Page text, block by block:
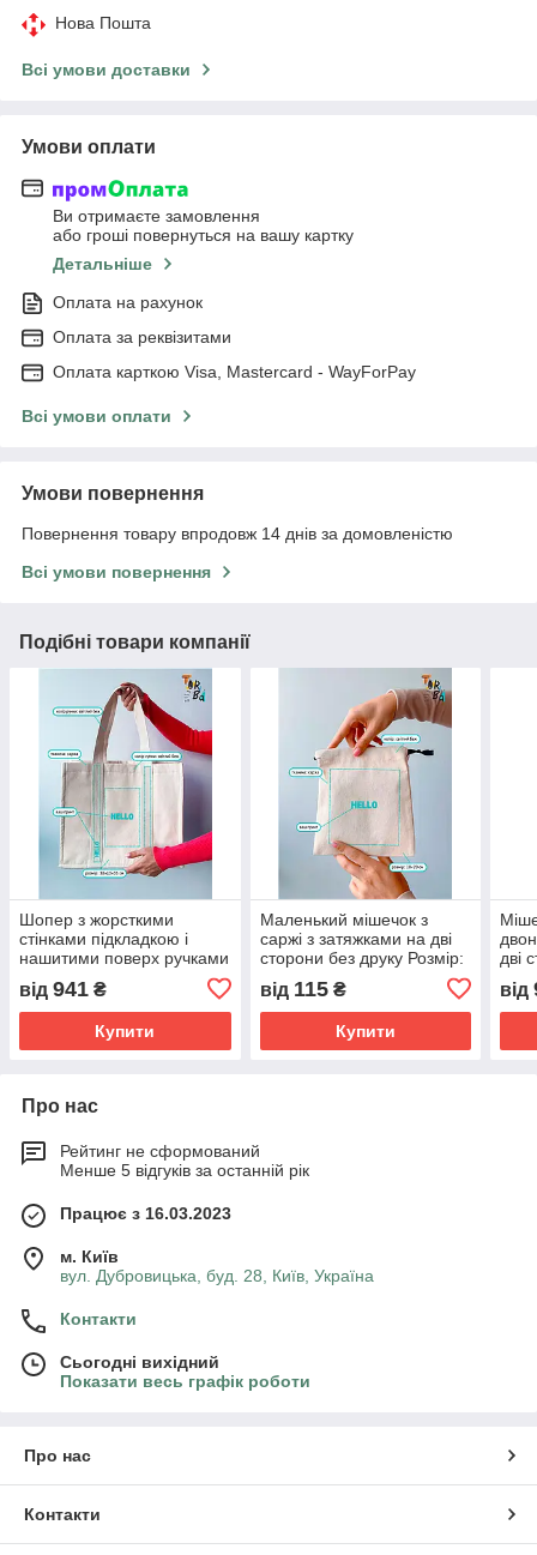
Нова Пошта
Всі умови доставки
Умови оплати
Ви отримаєте замовлення
або гроші повернуться на вашу картку
Детальніше
Оплата на рахунок
Оплата за реквізитами
Оплата карткою Visa, Mastercard - WayForPay
Всі умови оплати
Умови повернення
Повернення товару впродовж 14 днів за домовленістю
Всі умови повернення
Подібні товари компанії
Шопер з жорсткими
стінками підкладкою і
нашитими поверх ручками
з саржі без друку Розмір:
38cм х 35см х 10см
від 941 ₴
Купити
Маленький мішечок з
саржі з затяжками на дві
сторони без друку Розмір:
від 115₴
Купити
дві
від
Про нас
Рейтинг не сформований
Менше 5 відгуків за останній рік
Працює з 16.03.2023
м. Київ
вул. Дубровицька, буд. 28, Київ, Україна
Контакти
Сьогодні вихідний
Показати весь графік роботи
Про нас
Контакти